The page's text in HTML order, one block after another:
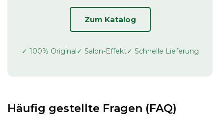
Zum Katalog
✓ 100% Original ✓ Salon-Effekt✓ Schnelle Lieferung
Häufig gestellte Fragen (FAQ)